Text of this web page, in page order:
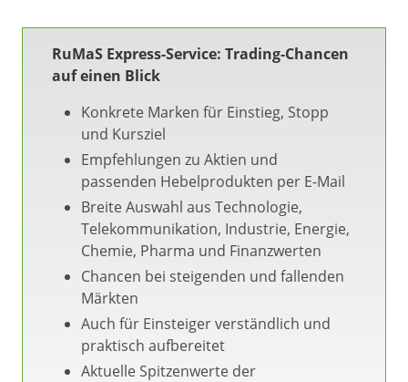
RuMaS Express-Service: Trading-Chancen
auf einen Blick
Konkrete Marken für Einstieg, Stopp
und Kursziel
Empfehlungen zu Aktien und
passenden Hebelprodukten per E-Mail
Breite Auswahl aus Technologie,
Telekommunikation, Industrie, Energie,
Chemie, Pharma und Finanzwerten
Chancen bei steigenden und fallenden
Märkten
Auch für Einsteiger verständlich und
praktisch aufbereitet
Aktuelle Spitzenwerte der